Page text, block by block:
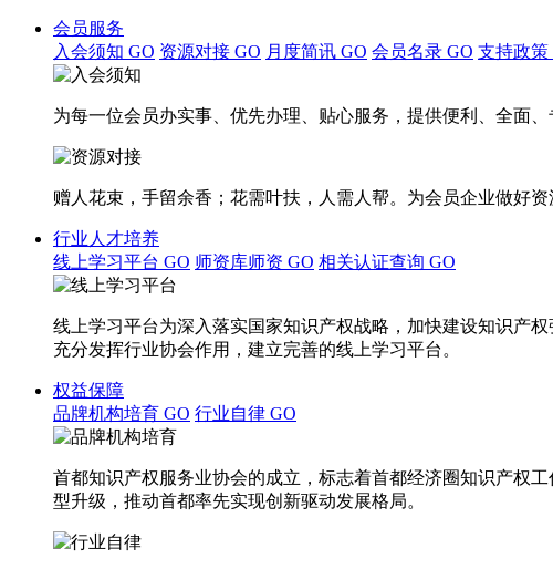
会员服务
入会须知 GO 资源对接 GO 月度简讯 GO 会员名录 GO 支持政策
为每一位会员办实事、优先办理、贴心服务，提供便利、全面
赠人花束，手留余香；花需叶扶，人需人帮。为会员企业做好
行业人才培养
线上学习平台 GO 师资库师资 GO 相关认证查询 GO
线上学习平台为深入落实国家知识产权战略，加快建设知识产
充分发挥行业协会作用，建立完善的线上学习平台。
权益保障
品牌机构培育 GO 行业自律 GO
首都知识产权服务业协会的成立，标志着首都经济圈知识产权
型升级，推动首都率先实现创新驱动发展格局。